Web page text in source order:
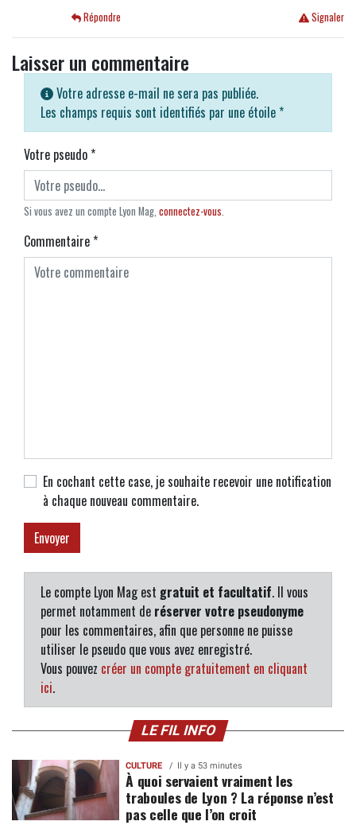
Signaler
Répondre
Laisser un commentaire
Votre adresse e-mail ne sera pas publiée.
Les champs requis sont identifiés par une étoile *
Votre pseudo*
Si vous avez un compte Lyon Mag, connectez-vous.
Commentaire*
En cochant cette case, je souhaite recevoir une notification
à chaque nouveau commentaire.
Le compte Lyon Mag est gratuit et facultatif. Il vous
permet notamment de réserver votre pseudonyme
pour les commentaires, afin que personne ne puisse
utiliser le pseudo que vous avez enregistré.
Vous pouvez créer un compte gratuitement en cliquant
ici.
LE FIL INFO
CULTURE Il y a 53 minutes
À quoi servaient vraiment les
traboules de Lyon ? La réponse n’est
pas celle que l’on croit